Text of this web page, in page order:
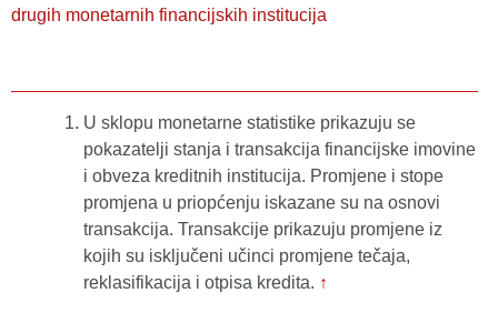
drugih monetarnih financijskih institucija
U sklopu monetarne statistike prikazuju se
pokazatelji stanja i transakcija financijske imovine
i obveza kreditnih institucija. Promjene i stope
promjena u priopćenju iskazane su na osnovi
transakcija. Transakcije prikazuju promjene iz
kojih su isključeni učinci promjene tečaja,
reklasifikacija i otpisa kredita. ↑